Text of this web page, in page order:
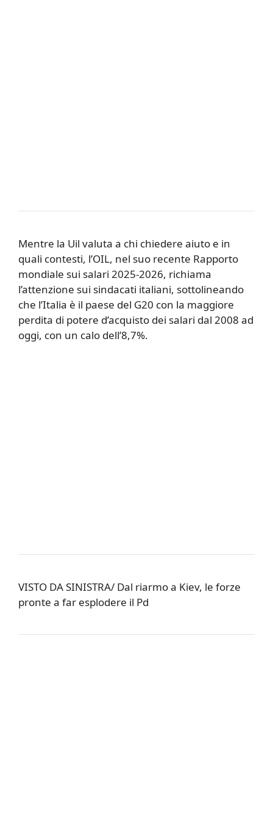
Mentre la Uil valuta a chi chiedere aiuto e in
quali contesti, l’OIL, nel suo recente Rapporto
mondiale sui salari 2025-2026, richiama
l’attenzione sui sindacati italiani, sottolineando
che l’Italia è il paese del G20 con la maggiore
perdita di potere d’acquisto dei salari dal 2008 ad
oggi, con un calo dell’8,7%.
VISTO DA SINISTRA/ Dal riarmo a Kiev, le forze
pronte a far esplodere il Pd